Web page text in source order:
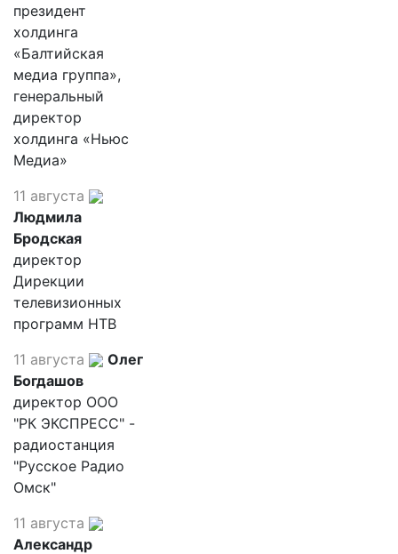
президент
холдинга
«Балтийская
медиа группа»,
генеральный
директор
холдинга «Ньюс
Медиа»
11 августа
Людмила
Бродская
директор
Дирекции
телевизионных
программ НТВ
11 августа
Олег
Богдашов
директор ООО
"РК ЭКСПРЕСС" -
радиостанция
"Русское Радио
Омск"
11 августа
Александр